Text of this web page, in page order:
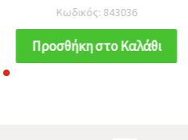
Κωδικός: 843036
Προσθήκη στο Καλάθι